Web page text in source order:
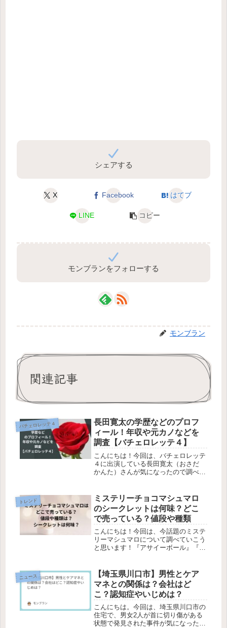
シェアする
X Facebook はてブ
LINE コピー
モンブランをフォローする
モンブラン
関連記事
バチェロレッテ４
長田寛太の学歴などのプロフ
ィール！年収や元カノなどを
調査【バチェロレッテ４】
こんにちは！今回は、バチェロレッテ
４に出演している長田寛太（おさだ
かんた）さんが気になったので調べて
役となり、複数の男性の中から“運命
のパートナー”を選ぶ恋愛リアリティ
番...
トレンド
ミステリーチョコマシュマロ
のシークレットは何味？どこ
で売っている？値段や種類
こんにちは！今回は、今話題のミステ
リーマシュマロについて調べていこう
と思います！『アサイーボール』『ハ
行っていますね。今回は、そんな中で
『ミステリーチョコマシュマロについ
て...
ニュース
【埼玉県川口市】男性とケア
マネとの関係は？会社はど
こ？認知症やいじめは？
こんにちは。今回は、埼玉県川口市の
住宅で、男女2人が首に切り傷がある
状態で発見された事件が気になったの